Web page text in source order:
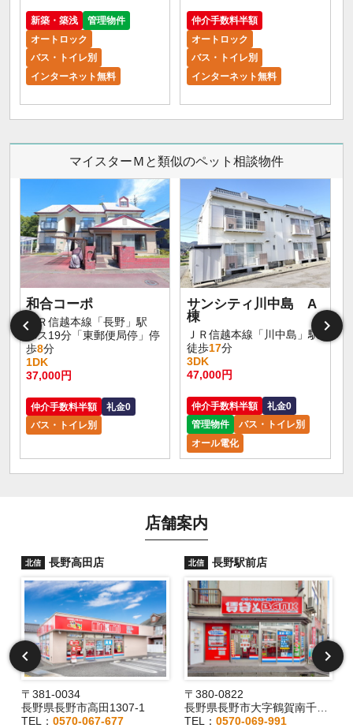
新築・築浅
管理物件
オートロック
バス・トイレ別
インターネット無料
仲介手数料半額
オートロック
バス・トイレ別
インターネット無料
マイスターＭと類似のペット相談物件
和合コーポ
ＪＲ信越本線「長野」駅
バス19分「東郵便局停」停
歩8分
1DK
37,000円
仲介手数料半額
礼金0
バス・トイレ別
サンシティ川中島 A
棟
ＪＲ信越本線「川中島」駅
徒歩17分
3DK
47,000円
仲介手数料半額
礼金0
管理物件
バス・トイレ別
オール電化
店舗案内
北信 長野高田店
〒381-0034
長野県長野市高田1307-1
TEL： 0570-067-677
北信 長野駅前店
〒380-0822
長野県長野市大字鶴賀南千歳町826
TEL： 0570-069-991